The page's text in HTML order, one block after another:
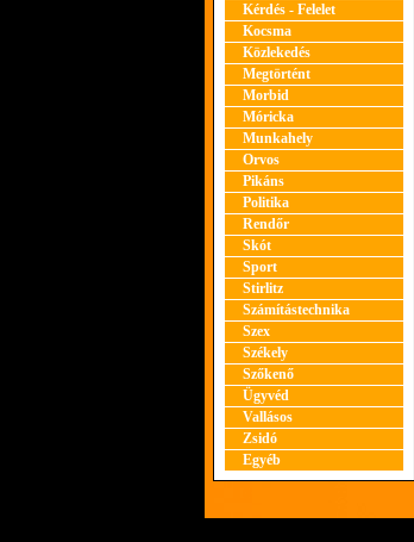
Kérdés - Felelet
Kocsma
Közlekedés
Megtörtént
Morbid
Móricka
Munkahely
Orvos
Pikáns
Politika
Rendőr
Skót
Sport
Stirlitz
Számítástechnika
Szex
Székely
Szőkenő
Ügyvéd
Vallásos
Zsidó
Egyéb